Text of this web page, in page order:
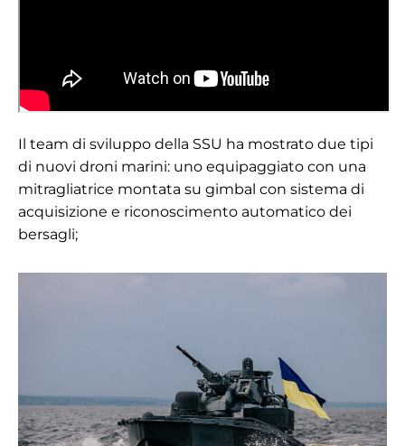
Il team di sviluppo della SSU ha mostrato due tipi
di nuovi droni marini: uno equipaggiato con una
mitragliatrice montata su gimbal con sistema di
acquisizione e riconoscimento automatico dei
bersagli;